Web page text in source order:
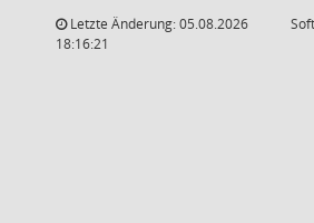
Letzte Änderung: 05.08.2026
18:16:21